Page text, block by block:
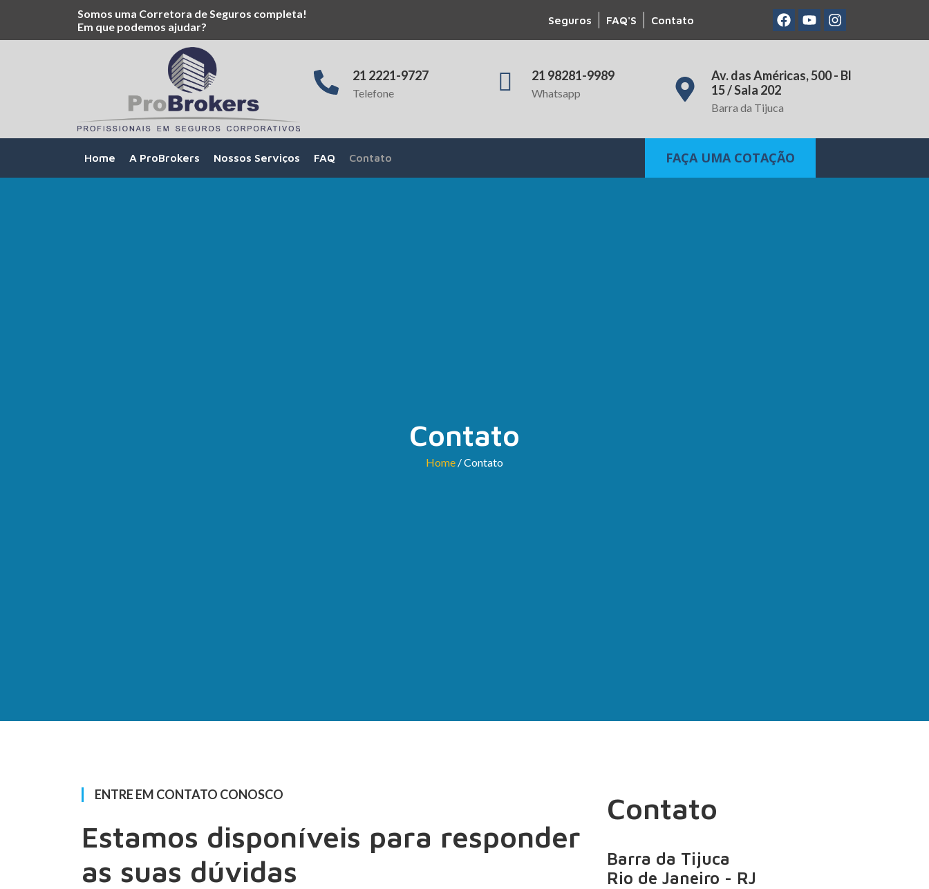
Somos uma Corretora de Seguros completa!
Em que podemos ajudar?
Seguros FAQ'S Contato
21 2221-9727
Telefone
21 98281-9989
Whatsapp
Av. das Américas, 500 - Bl
15 / Sala 202
Barra da Tijuca
Home A ProBrokers Nossos Serviços FAQ Contato FAÇA UMA COTAÇÃO
Contato
Home / Contato
ENTRE EM CONTATO CONOSCO
Estamos disponíveis para responder
as suas dúvidas
Contato
Barra da Tijuca
Rio de Janeiro - RJ